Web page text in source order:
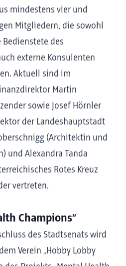
mindestens vier und
Mitgliedern, die sowohl
des
externe Konsulenten
Aktuell sind im
Martin
sowie Josef Hörnler
der Landeshauptstadt
(Architektin und
und Alexandra Tanda
Rotes Kreuz
vertreten.
Champions“
des Stadtsenats wird
Verein „Hobby Lobby